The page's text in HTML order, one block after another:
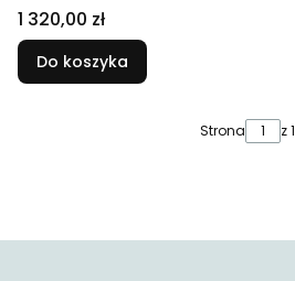
Cena
1 320,00 zł
Do koszyka
Strona z 1